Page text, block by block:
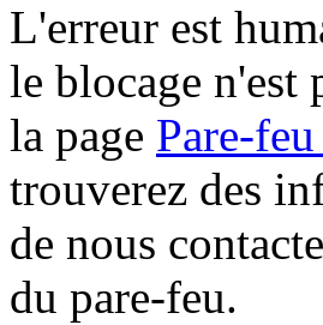
L'erreur est
le blocage n'est
la page Pare-
trouverez des
de nous
du pare-feu.